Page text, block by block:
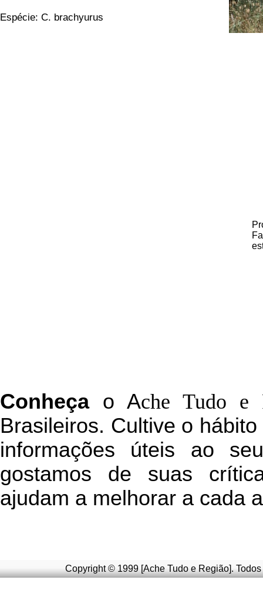
Espécie: C. brachyurus
Conheçao Ache Tudo e
Brasileiros. Cultive o
informações úteis ao
gostamos de suas
ajudam a melhorar a cada
Copyright © 1999 [Ache Tudo e Região].